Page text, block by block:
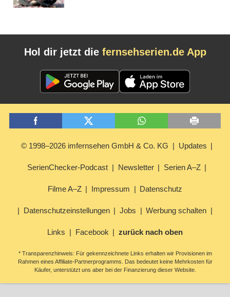
Hol dir jetzt die fernsehserien.de App
© 1998–2026 imfernsehen GmbH & Co. KG Updates
SerienChecker-Podcast Newsletter Serien A–Z
Filme A–Z Impressum Datenschutz
Datenschutzeinstellungen Jobs Werbung schalten
Links Facebook zurück nach oben
* Transparenzhinweis: Für gekennzeichnete Links erhalten wir Provisionen im
Rahmen eines Affiliate-Partnerprogramms. Das bedeutet keine Mehrkosten für
Käufer, unterstützt uns aber bei der Finanzierung dieser Website.